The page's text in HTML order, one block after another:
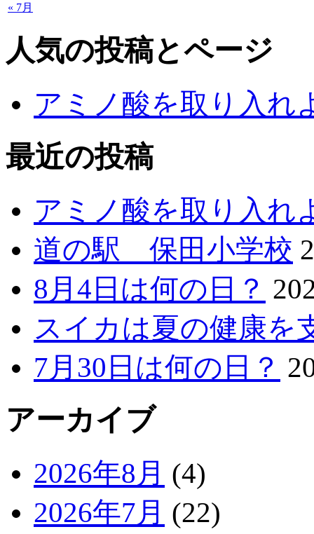
« 7月
人気の投稿とページ
アミノ酸を取り入れ
最近の投稿
アミノ酸を取り入れ
道の駅 保田小学校
8月4日は何の日？
スイカは夏の健康を
7月30日は何の日？
アーカイブ
2026年8月 (4)
2026年7月 (22)